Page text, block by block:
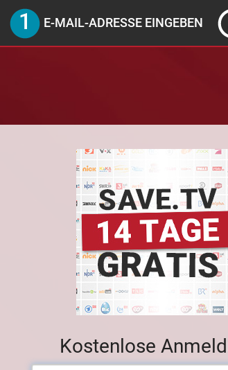
E-MAIL-ADRESSE EINGEBEN
Kostenlose